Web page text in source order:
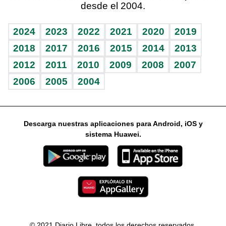
Vida y familia
Eñe
Celebrando la vida
Sin complejos
En pocas palabras
Escuchando al corazón
Economía Personal
Consulta Libre
BRV
TBT Deportivo
Más firmas
Guía del dinero
Horóscopos
desde el 2004.
2024 2023 2022 2021 2020
2019
2018
2017 2016 2015 2014
2013
2012
2011 2010 2009 2008
2007
2006
2005 2004
Descarga nuestras aplicaciones para Android, iOS y
sistema Huawei.